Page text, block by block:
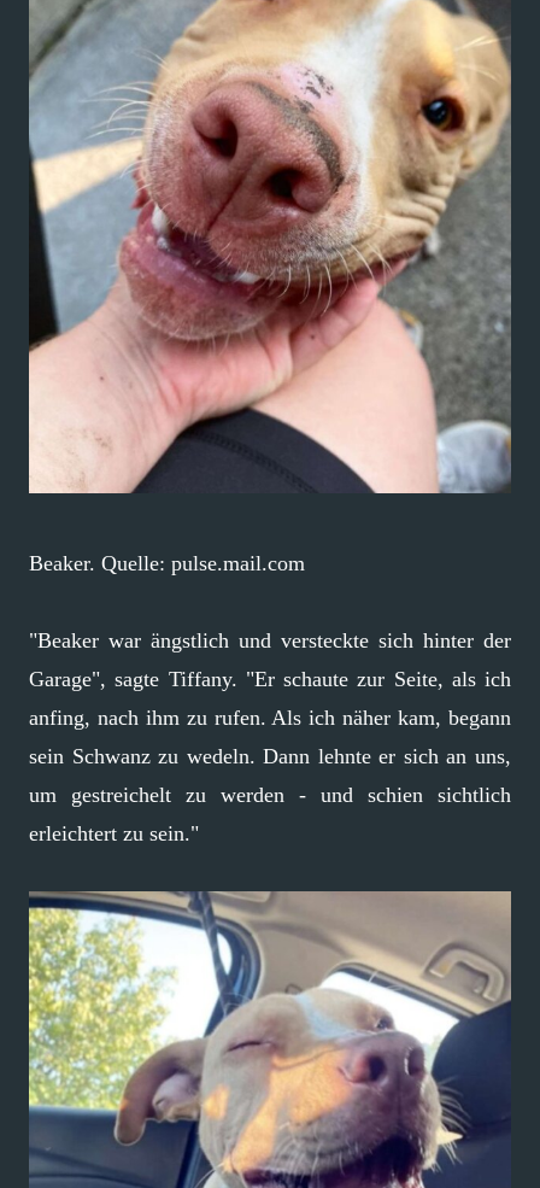
Beaker. Quelle: pulse.mail.com
"Beaker war ängstlich und versteckte sich hinter der
Garage", sagte Tiffany. "Er schaute zur Seite, als ich
anfing, nach ihm zu rufen. Als ich näher kam, begann
sein Schwanz zu wedeln. Dann lehnte er sich an uns,
um gestreichelt zu werden - und schien sichtlich
erleichtert zu sein."